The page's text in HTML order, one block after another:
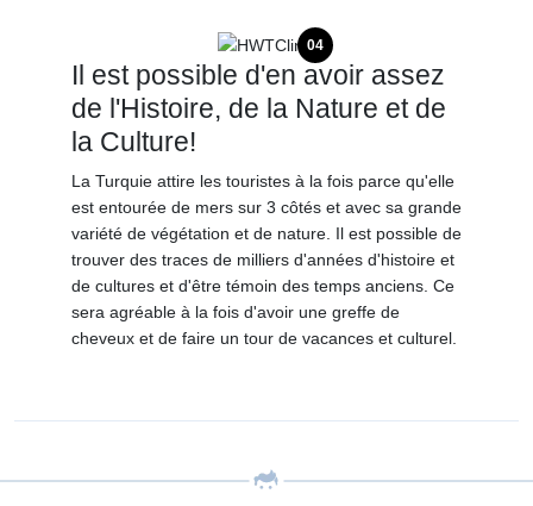
04
Il est possible d'en avoir assez
de l'Histoire, de la Nature et de
la Culture!
La Turquie attire les touristes à la fois parce qu'elle
est entourée de mers sur 3 côtés et avec sa grande
variété de végétation et de nature. Il est possible de
trouver des traces de milliers d'années d'histoire et
de cultures et d'être témoin des temps anciens. Ce
sera agréable à la fois d'avoir une greffe de
cheveux et de faire un tour de vacances et culturel.